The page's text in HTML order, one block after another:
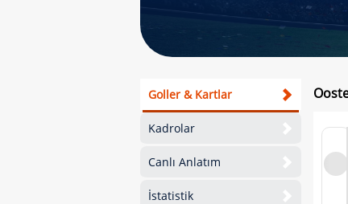
Goller & Kartlar
Kadrolar
Canlı Anlatım
İstatistik